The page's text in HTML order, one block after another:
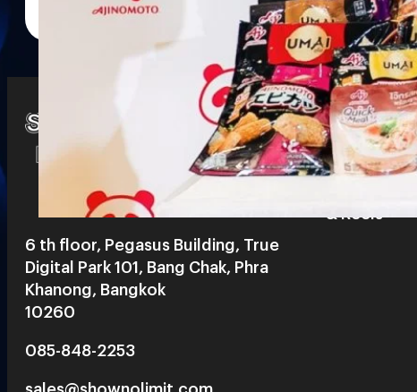
6 th floor, Pegasus Building, True
Digital Park 101, Bang Chak, Phra
Khanong, Bangkok
10260
085-848-2253
Watch
& Reels